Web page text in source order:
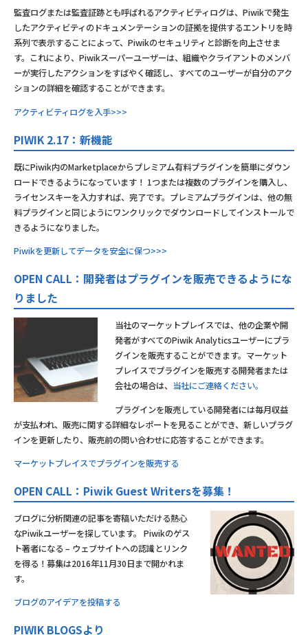
監査ログまたは監査証跡とも呼ばれるアクティビティログは、Piwikで発生
したアクティビティのドキュメンテーションの証拠を提供するエントリを時
系列で表示することによって、Piwikのセキュリティと診断を向上させま
す。これにより、Piwikスーパーユーザーは、組織やクライアントのメンバ
ーが実行したアクションをすばやく確認し、すべてのユーザーが自分のアク
ションの詳細を確認することができます。
アクティビティログを入手>>>
PIWIK 2.17：新機能
既にPiwik内のMarketplaceからプレミアム有料プラグインを簡単にダウン
ロードできるようになっています！ 1つまたは複数のプラグインを購入し、
ライセンスキーを入力すれば、完了です。プレミアムプラグインは、他の無
料プラグインと同じようにワンクリックでダウンロードしてインストールで
きるようになりました。
Piwikを更新してデータを安全に保つ>>>
OPEN CALL：開発者はプラグインを販売できるようにな
りました
当社のマーケットプレイスでは、他の企業や開
発者がすべてのPiwik Analyticsユーザーにプラ
グインを販売することができます。マーケット
プレイスでプラグインを販売する開発者または
会社の場合は、 当社にご連絡ください。
プラグインを販売している開発者には毎月収益
が支払われ、販売に関する詳細なレポートを見ることができ、新しいプラグ
インを更新したり、販売前の問い合わせに応答することができます。
マーケットプレイスでプラグインを販売する
OPEN CALL：Piwik Guest Writersを募集！
ブログに分析関連の記事を寄稿いただける熱心
なPiwikユーザーを探しています。 Piwikのゲス
ト著者になる – ウェブサイトへの認識とリンク
を得る！募集は2016年11月30日まで開かれま
す。
ブログのアイデアを投稿する
PIWIK BLOGSより